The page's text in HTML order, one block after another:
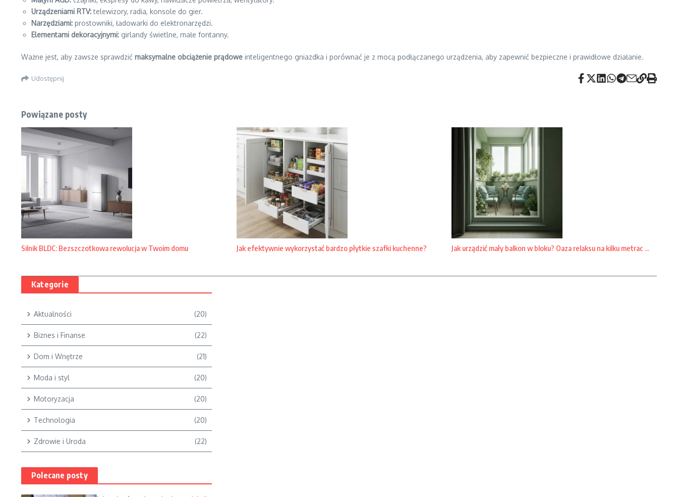
Urządzeniami RTV:telewizory, radia, konsole do gier.
Narzędziami: prostowniki, ładowarki do elektronarzędzi.
Elementami dekoracyjnymi: girlandy świetlne, małe fontanny.
Ważne jest, aby zawsze sprawdzić maksymalne obciążenie prądowe inteligentnego gniazdka i porównać je z mocą podłączanego urządzenia, aby zapewnić bezpieczne i prawidłowe działanie.
Udostępnij
Powiązane posty
Silnik BLDC: Bezszczotkowa rewolucja w Twoim domu Jak efektywnie wykorzystać bardzo płytkie szafki kuchenne? Jak urządzić mały balkon w bloku? Oaza relaksu na kilku metrac ...
Kategorie
Aktualności (20)
Biznes i Finanse (22)
Dom i Wnętrze (21)
Moda i styl (20)
Motoryzacja (20)
Technologia (20)
Zdrowie i Uroda (22)
Polecane posty